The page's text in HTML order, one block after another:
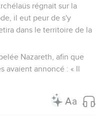
régnait sur la
il eut peur de s'y
dans le territoire de la
Nazareth, afin que
avaient annoncé : « Il